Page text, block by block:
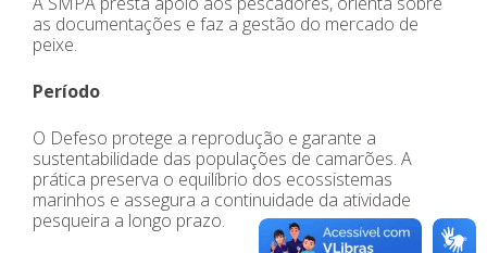
as documentações e faz a gestão do mercado de
peixe.
Período
O Defeso protege a reprodução e garante a
sustentabilidade das populações de camarões. A
prática preserva o equilíbrio dos ecossistemas
marinhos e assegura a continuidade da atividade
pesqueira a longo prazo.